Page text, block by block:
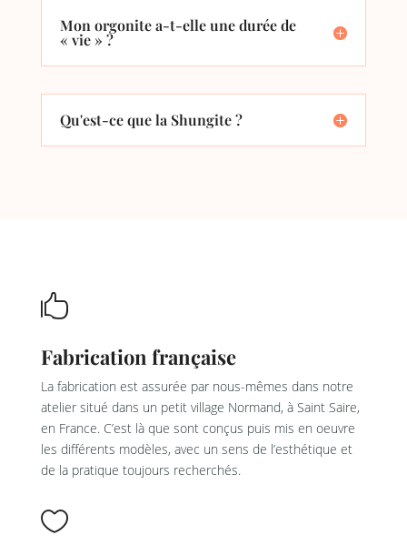
Mon orgonite a-t-elle une durée de
« vie » ?
Qu'est-ce que la Shungite ?

Fabrication française
La fabrication est assurée par nous-mêmes dans notre
atelier situé dans un petit village Normand, à Saint Saire,
en France. C’est là que sont conçus puis mis en oeuvre
les différents modèles, avec un sens de l’esthétique et
de la pratique toujours recherchés.
